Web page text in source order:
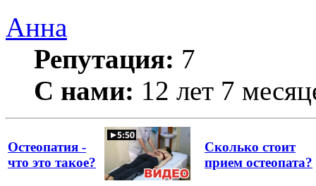
Анна
Репутация: 7
С нами: 12 лет 7
Остеопатия -
что это такое?
Сколько стоит
прием остеопата?